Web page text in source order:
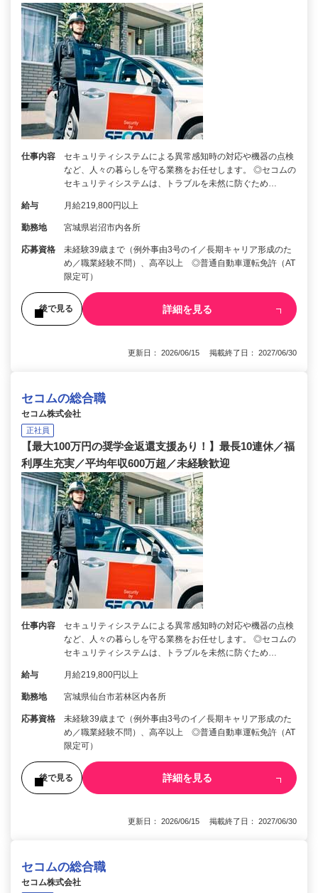
仕事内容
セキュリティシステムによる異常感知時の対応や機器の点検
など、人々の暮らしを守る業務をお任せします。 ◎セコムの
セキュリティシステムは、トラブルを未然に防ぐため…
給与 月給219,800円以上
勤務地 宮城県岩沼市内各所
応募資格
未経験39歳まで（例外事由3号のイ／長期キャリア形成のた
め／職業経験不問）、高卒以上 ◎普通自動車運転免許（AT
限定可）
後で見る 詳細を見る
更新日： 2026/06/15 掲載終了日： 2027/06/30
セコムの総合職
セコム株式会社
正社員
【最大100万円の奨学金返還支援あり！】最長10連休／福
利厚生充実／平均年収600万超／未経験歓迎
仕事内容
セキュリティシステムによる異常感知時の対応や機器の点検
など、人々の暮らしを守る業務をお任せします。 ◎セコムの
セキュリティシステムは、トラブルを未然に防ぐため…
給与 月給219,800円以上
勤務地 宮城県仙台市若林区内各所
応募資格
未経験39歳まで（例外事由3号のイ／長期キャリア形成のた
め／職業経験不問）、高卒以上 ◎普通自動車運転免許（AT
限定可）
後で見る 詳細を見る
更新日： 2026/06/15 掲載終了日： 2027/06/30
セコムの総合職
セコム株式会社